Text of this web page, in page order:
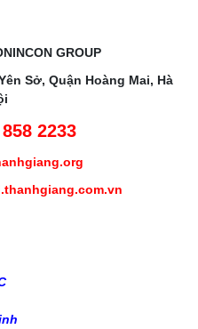
GROUP
Sở, Quận Hoàng Mai, Hà
2233